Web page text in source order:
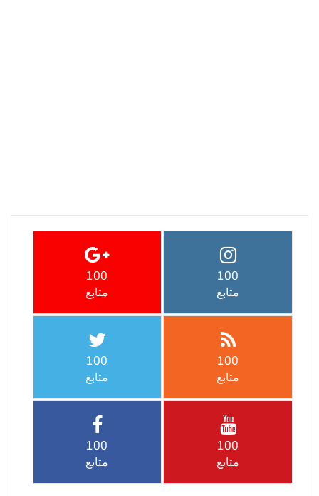
100
متابع
100
متابع
100
متابع
100
متابع
100
متابع
100
متابع